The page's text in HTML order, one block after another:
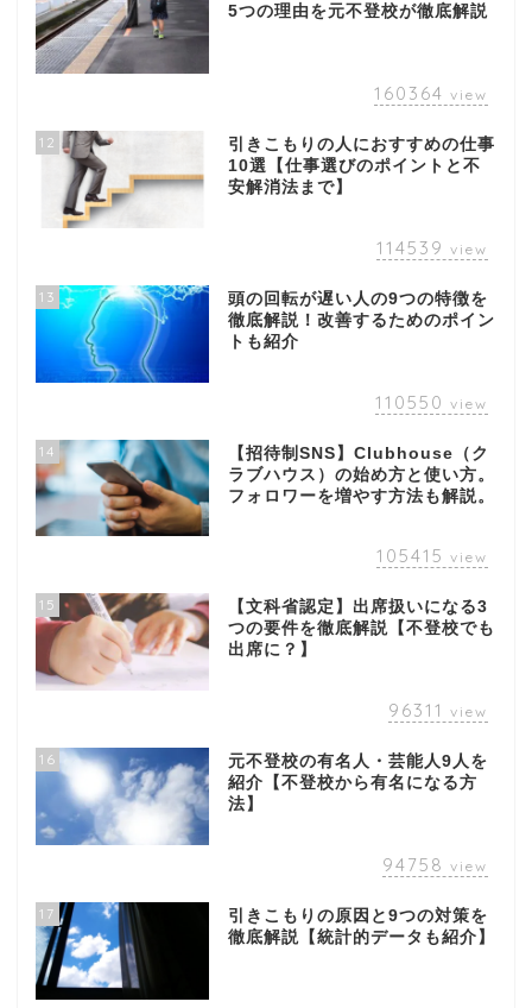
5つの理由を元不登校が徹底解説
160364 view
12
引きこもりの人におすすめの仕事
10選【仕事選びのポイントと不
安解消法まで】
114539 view
13
頭の回転が遅い人の9つの特徴を
徹底解説！改善するためのポイン
トも紹介
110550 view
14
【招待制SNS】Clubhouse（ク
ラブハウス）の始め方と使い方。
フォロワーを増やす方法も解説。
105415 view
15
【文科省認定】出席扱いになる3
つの要件を徹底解説【不登校でも
出席に？】
96311 view
16
元不登校の有名人・芸能人9人を
紹介【不登校から有名になる方
法】
94758 view
17
引きこもりの原因と9つの対策を
徹底解説【統計的データも紹介】